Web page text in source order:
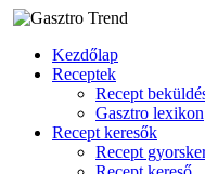
Kezdőlap
Receptek
Recept
Gasztro lexikon
Recept keresők
Recept